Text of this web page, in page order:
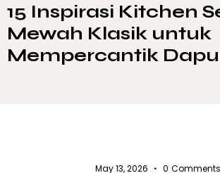
15 Inspirasi Kitchen
Mewah Klasik untuk
Mempercantik
May 13, 2026 0 Comments